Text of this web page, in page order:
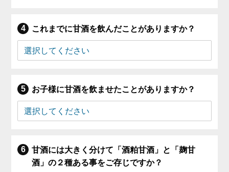
これまでに甘酒を飲んだことがありますか？
お子様に甘酒を飲ませたことがありますか？
甘酒には大きく分けて「酒粕甘酒」と「麹甘
酒」の２種ある事をご存じですか？